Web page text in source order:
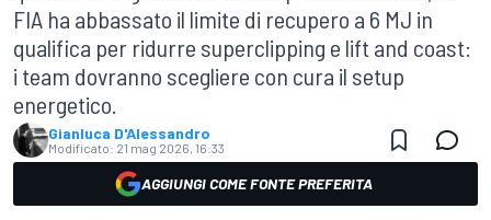
FIA ha abbassato il limite di recupero a 6 MJ in
qualifica per ridurre superclipping e lift and coast:
i team dovranno scegliere con cura il setup
energetico.
Gianluca D'Alessandro
Modificato: 21 mag 2026, 16:33
AGGIUNGI COME FONTE PREFERITA